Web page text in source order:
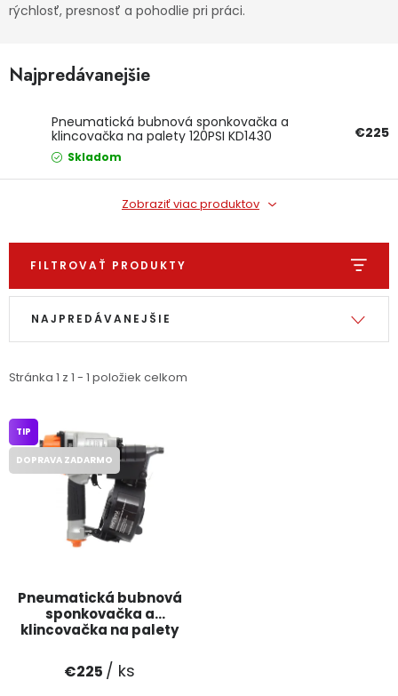
Vianoce
Fotovoltaika
Značky
Doprava a platba
Reklamačný formulár
Obchodné podmienky
Přihlášení
rýchlosť, presnosť a pohodlie pri práci.
Najpredávanejšie
Pneumatická bubnová sponkovačka a
klincovačka na palety 120PSI KD1430
KRAFT&DELE
€225
Skladom
Zobraziť viac produktov
FILTROVAŤ PRODUKTY
Výpis produktov
Stránka 1 z 1 - 1 položiek celkom
Radenie produktov
NAJPREDÁVANEJŠIE
Pneumatická bubnová
sponkovačka a
klincovačka na palety
KRAFT&DELE
TIP
DOPRAVA ZADARMO
€225 / ks